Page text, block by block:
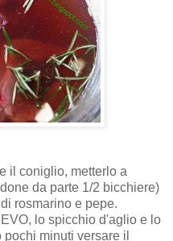
il coniglio, metterlo a
da parte 1/2 bicchiere)
rosmarino e pepe.
lo spicchio d'aglio e lo
minuti versare il